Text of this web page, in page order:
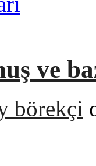
ve
börekçi